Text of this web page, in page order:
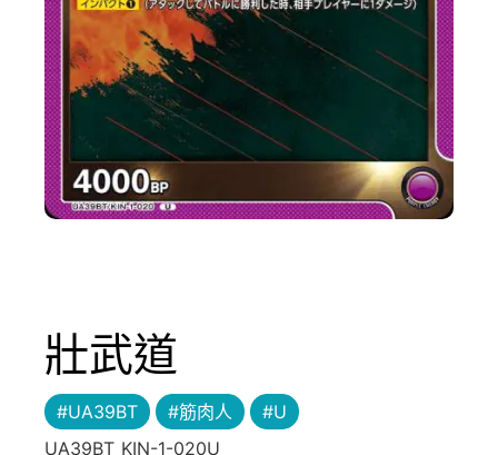
壯武道
#UA39BT #筋肉人
#U
UA39BT_KIN-1-020U